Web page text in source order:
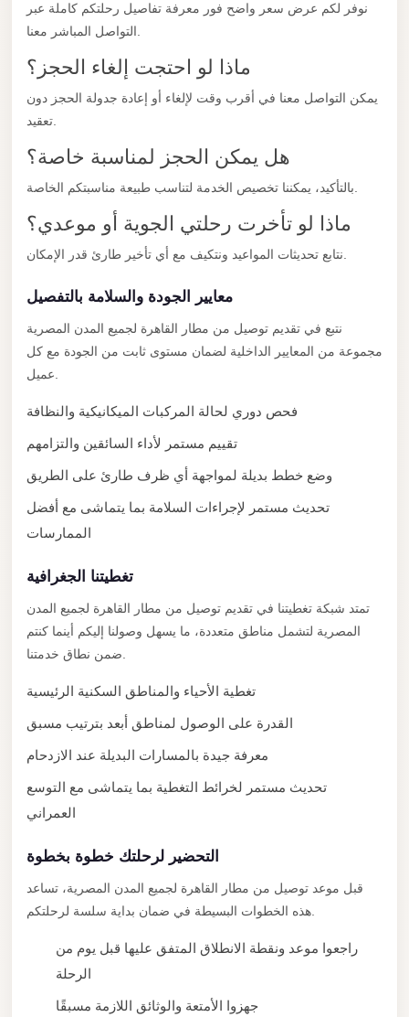
نوفر لكم عرض سعر واضح فور معرفة تفاصيل رحلتكم كاملة عبر
ماذا لو احتجت إلغاء الحجز؟
يمكن التواصل معنا في أقرب وقت لإلغاء أو إعادة جدولة الحجز دون
هل يمكن الحجز لمناسبة خاصة؟
ماذا لو تأخرت رحلتي الجوية أو موعدي؟
معايير الجودة والسلامة بالتفصيل
نتبع في تقديم توصيل من مطار القاهرة لجميع المدن المصرية
مجموعة من المعايير الداخلية لضمان مستوى ثابت من الجودة مع كل
فحص دوري لحالة المركبات الميكانيكية والنظافة
تقييم مستمر لأداء السائقين والتزامهم
وضع خطط بديلة لمواجهة أي ظرف طارئ على الطريق
تحديث مستمر لإجراءات السلامة بما يتماشى مع أفضل
الممارسات
تغطيتنا الجغرافية
تمتد شبكة تغطيتنا في تقديم توصيل من مطار القاهرة لجميع المدن
المصرية لتشمل مناطق متعددة، ما يسهل وصولنا إليكم أينما كنتم
تغطية الأحياء والمناطق السكنية الرئيسية
القدرة على الوصول لمناطق أبعد بترتيب مسبق
معرفة جيدة بالمسارات البديلة عند الازدحام
تحديث مستمر لخرائط التغطية بما يتماشى مع التوسع
العمراني
التحضير لرحلتك خطوة بخطوة
قبل موعد توصيل من مطار القاهرة لجميع المدن المصرية، تساعد
راجعوا موعد ونقطة الانطلاق المتفق عليها قبل يوم من
الرحلة
جهزوا الأمتعة والوثائق اللازمة مسبقًا
Coast
Limousine
New
Capital
Taxi
New
from
Cairo
Cairo
Taxi
Cairo
Limousine
Service
Cairo
New
Administrative
Capital
Transfer
New
Administrative
Limousine
Taxi
Nasr
City